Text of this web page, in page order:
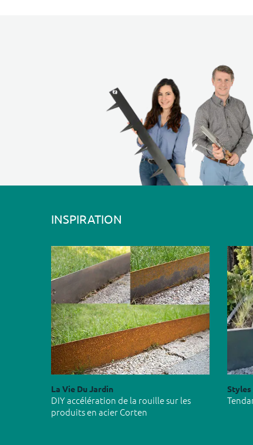
INSPIRATION
La Vie Du Jardin
DIY accélération de la rouille sur les
produits en acier Corten
Styles